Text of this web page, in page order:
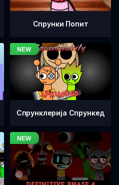
Спрунки Попит
Спрунклерија Спрункед